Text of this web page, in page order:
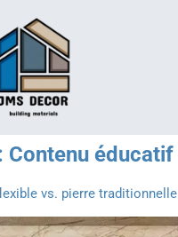
Contenu éducatif
vs. pierre traditionnelle